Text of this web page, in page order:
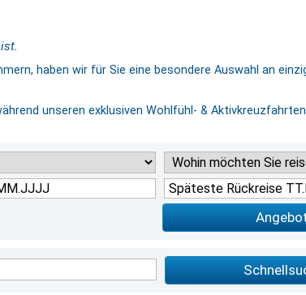
haben wir für Sie eine besondere Auswahl an
unseren exklusiven Wohlfühl- &